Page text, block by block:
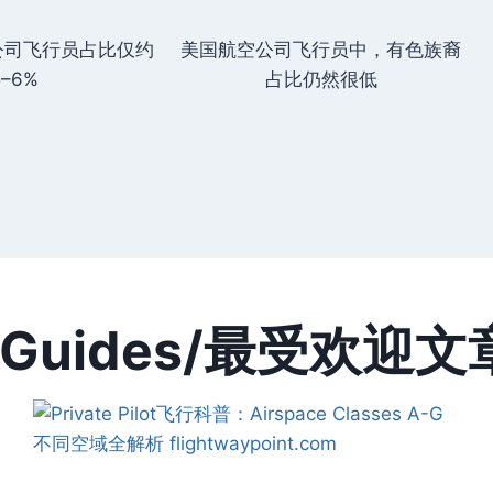
飞行员占比仅约
美国航空公司飞行员中，有色族裔
占比仍然很低
最受欢迎文